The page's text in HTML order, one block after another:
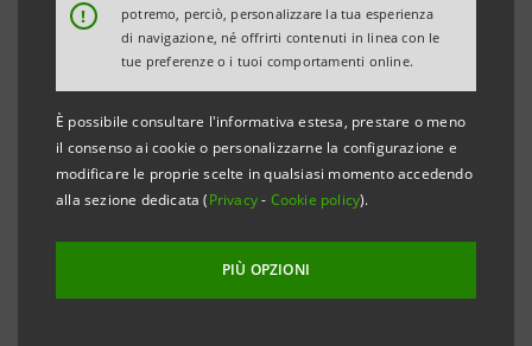
!
potremo, perciò, personalizzare la tua esperienza
di navigazione, né offrirti contenuti in linea con le
tue preferenze o i tuoi comportamenti online.
È possibile consultare l'informativa estesa, prestare o meno
il consenso ai cookie o personalizzarne la configurazione e
modificare le proprie scelte in qualsiasi momento accedendo
alla sezione dedicata (Privacy- Cookie policy).
PIÙ OPZIONI
pari al 16% del capitale sociale, della Cassa di
Risparmio di Terni e Narni, al prezzo complessivo di
35 milioni di euro.
Con questa operazione, realizzata attraverso
l'esercizio da parte della Fondazione dell'opzione di
data 28 febbraio 2000, IntesaBci incrementa la
propria partecipazione nella Cassa dal 35% al 51% del